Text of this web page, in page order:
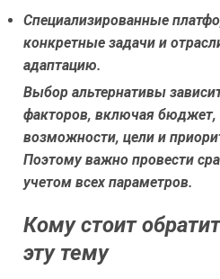
Специализированные
конкретные задачи и
адаптацию.
Выбор альтернативы
факторов, включая бюджет,
возможности, цели и
Поэтому важно провести
учетом всех параметров.
Кому стоит
эту тему